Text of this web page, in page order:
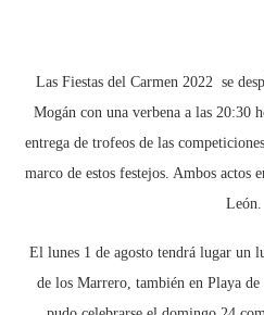
Las Fiestas del Carmen 2022 se
Mogán con una verbena a las 20:30
entrega de trofeos de las
marco de estos festejos. Ambos actos
León.
El lunes 1 de agosto tendrá lugar un
de los Marrero, también en Playa